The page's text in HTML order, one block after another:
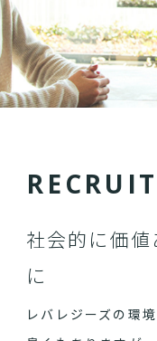
RECRU IT
社会的に価
に
レバレジーズの環